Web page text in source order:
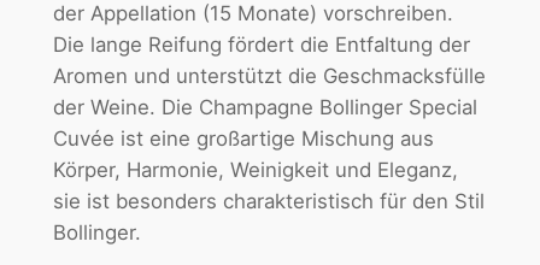
e
c
C
der Appellation (15 Monate) vorschreiben.
Die lange Reifung fördert die Entfaltung der
Aromen und unterstützt die Geschmacksfülle
der Weine. Die Champagne Bollinger Special
Cuvée ist eine großartige Mischung aus
Körper, Harmonie, Weinigkeit und Eleganz,
sie ist besonders charakteristisch für den Stil
Bollinger.